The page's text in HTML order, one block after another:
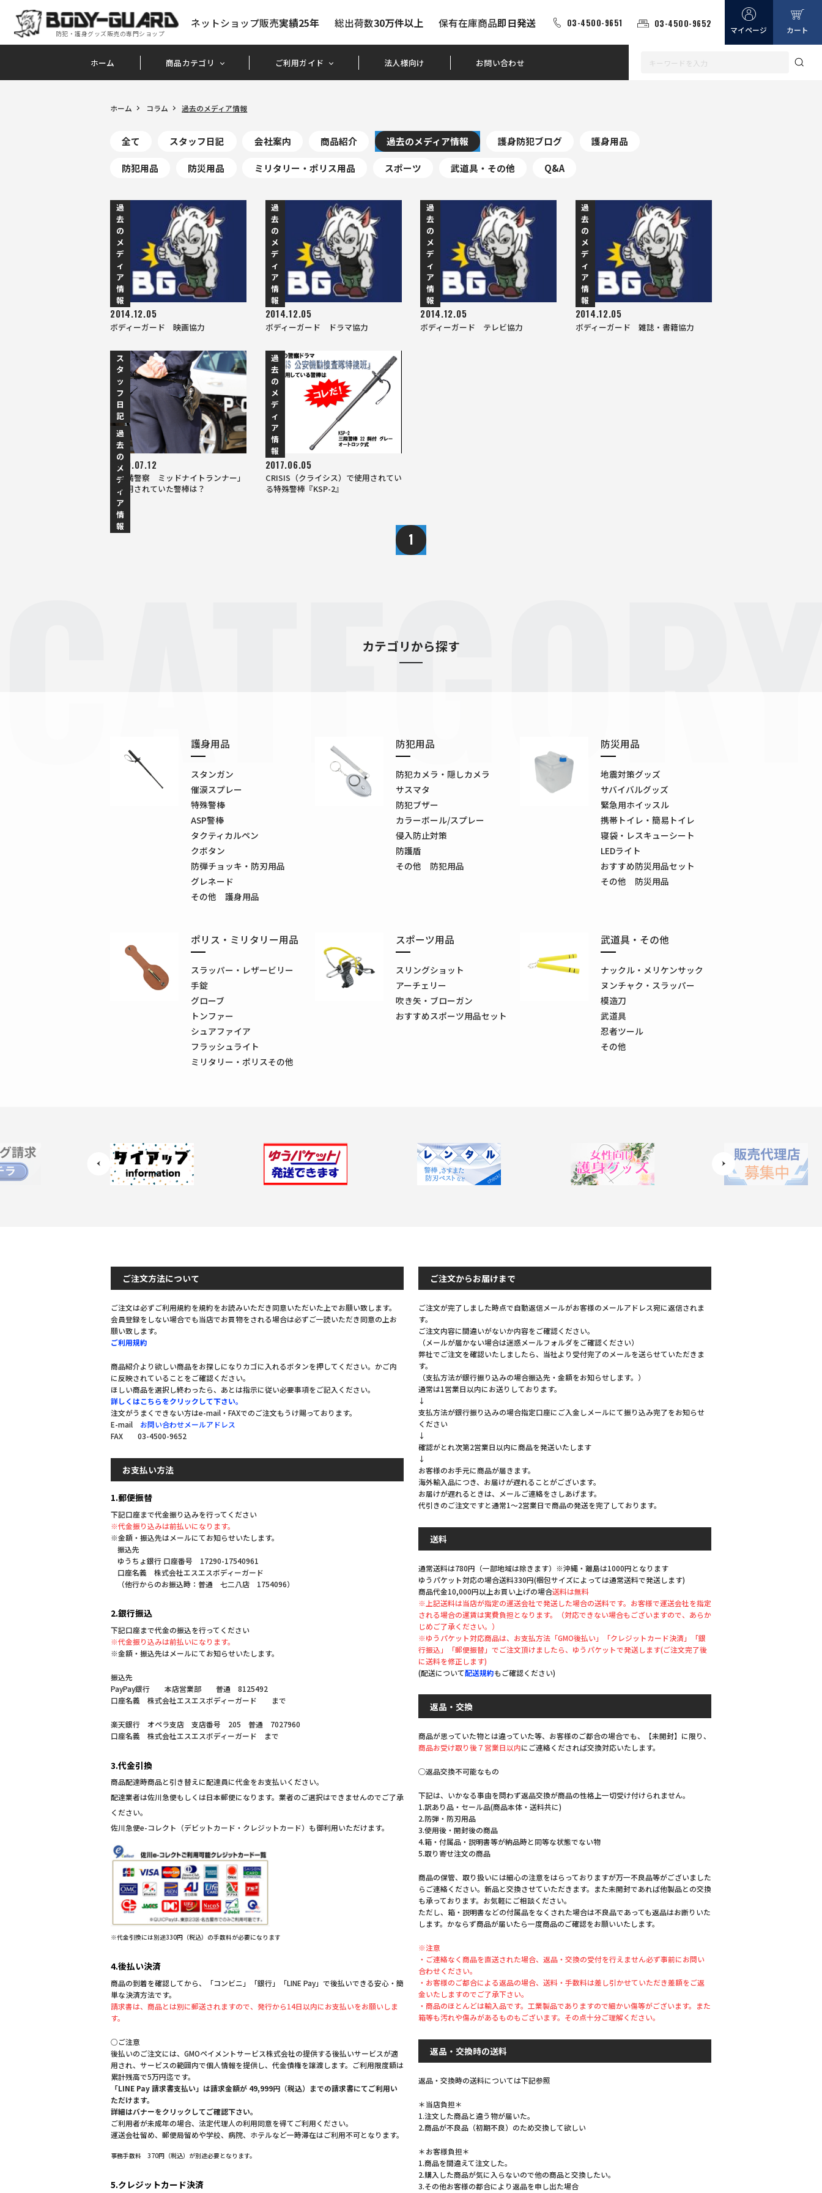
防犯・護身グッズ販売の専門ショップ
ネットショップ販売実績25年 総出荷数30万件以上 保有在庫商品即日発送 03-4500-9651 03-4500-9652
マイページ カート
ホーム 商品カテゴリ ご利用ガイド 法人様向け お問い合わせ
ホーム コラム 過去のメディア情報
全て スタッフ日記 会社案内 商品紹介 過去のメディア情報 護身防犯ブログ 護身用品
防犯用品 防災用品 ミリタリー・ポリス用品 スポーツ 武道具・その他 Q&A
過
去
の
メ
デ
ィ
ア
情
報
2014.12.05
ボディーガード 映画協力
過
去
の
メ
デ
ィ
ア
情
報
2014.12.05
ボディーガード ドラマ協力
過
去
の
メ
デ
ィ
ア
情
報
2014.12.05
ボディーガード テレビ協力
過
去
の
メ
デ
ィ
ア
情
報
2014.12.05
ボディーガード 雑誌・書籍協力
ス
タ
ッ
フ
日
記
過
去
の
メ
デ
ィ
ア
情
報
2020.07.12
「未満警察 ミッドナイトランナー」
に使用されていた警棒は？
過
去
の
メ
デ
ィ
ア
情
報
2017.06.05
CRISIS（クライシス）で使用されてい
る特殊警棒『KSP-2』
1
カテゴリから探す
護身用品
スタンガン
催涙スプレー
特殊警棒
ASP警棒
タクティカルペン
クボタン
防弾チョッキ・防刃用品
グレネード
その他 護身用品
防犯用品
防犯カメラ・隠しカメラ
サスマタ
防犯ブザー
カラーボール/スプレー
侵入防止対策
防護盾
その他 防犯用品
防災用品
地震対策グッズ
サバイバルグッズ
緊急用ホイッスル
携帯トイレ・簡易トイレ
寝袋・レスキューシート
LEDライト
おすすめ防災用品セット
その他 防災用品
ポリス・ミリタリー用品
スラッパー・レザービリー
手錠
グローブ
トンファー
シュアファイア
フラッシュライト
ミリタリー・ポリスその他
スポーツ用品
スリングショット
アーチェリー
吹き矢・ブローガン
おすすめスポーツ用品セット
武道具・その他
ナックル・メリケンサック
ヌンチャク・スラッパー
模造刀
武道具
忍者ツール
その他
Next
ご注文方法について
ご注文は必ずご利用規約を規約をお読みいただき同意いただいた上でお願い致します。
会員登録をしない場合でも当店でお買物をされる場合は必ずご一読いただき同意の上お
願い致します。
ご利用規約
商品紹介より欲しい商品をお探しになりカゴに入れるボタンを押してください。かご内
に反映されていることをご確認ください。
ほしい商品を選択し終わったら、あとは指示に従い必要事項をご記入ください。
詳しくはこちらをクリックして下さい。
注文がうまくできない方はe-mail・FAXでのご注文もうけ賜っております。
E-mail お問い合わせメールアドレス
FAX 03-4500-9652
お支払い方法
1.郵便振替
下記口座まで代金振り込みを行ってください
※代金振り込みは前払いになります。
※金額・振込先はメールにてお知らせいたします。
振込先
ゆうちょ銀行 口座番号 17290-17540961
口座名義 株式会社エスエスボディーガード
（他行からのお振込時：普通 七二八店 1754096）
2.銀行振込
下記口座まで代金の振込を行ってください
※代金振り込みは前払いになります。
※金額・振込先はメールにてお知らせいたします。
振込先
PayPay銀行 本店営業部 普通 8125492
口座名義 株式会社エスエスボディーガード まで
楽天銀行 オペラ支店 支店番号 205 普通 7027960
口座名義 株式会社エスエスボディーガード まで
3.代金引換
商品配達時商品と引き替えに配達員に代金をお支払いください。
配達業者は佐川急便もしくは日本郵便になります。業者のご選択はできませんのでご了承
ください。
佐川急便e-コレクト（デビットカード・クレジットカード）も御利用いただけます。
※代金引換には別途330円（税込）の手数料が必要になります
4.後払い決済
商品の到着を確認してから、「コンビニ」「銀行」「LINE Pay」で後払いできる安心・簡
単な決済方法です。
請求書は、商品とは別に郵送されますので、発行から14日以内にお支払いをお願いしま
す。
○ご注意
後払いのご注文には、GMOペイメントサービス株式会社の提供する後払いサービスが適
用され、サービスの範囲内で個人情報を提供し、代金債権を譲渡します。ご利用限度額は
累計残高で5万円迄です。
「LINE Pay 請求書支払い」は請求金額が 49,999円（税込）までの請求書にてご利用い
ただけます。
詳細はバナーをクリックしてご確認下さい。
ご利用者が未成年の場合、法定代理人の利用同意を得てご利用ください。
運送会社留め、郵便局留めや学校、病院、ホテルなど一時滞在はご利用不可となります。
事務手数料 370円（税込）が別途必要となります。
5.クレジットカード決済
ご注文からお届けまで
ご注文が完了しました時点で自動返信メールがお客様のメールアドレス宛に返信されま
す。
ご注文内容に間違いがないか内容をご確認ください。
（メールが届かない場合は迷惑メールフォルダをご確認ください）
弊社でご注文を確認いたしましたら、当社より受付完了のメールを送らせていただきま
す。
（支払方法が銀行振り込みの場合振込先・金額をお知らせします。）
通常は1営業日以内にお送りしております。
↓
支払方法が銀行振り込みの場合指定口座にご入金しメールにて振り込み完了をお知らせ
ください
↓
確認がとれ次第2営業日以内に商品を発送いたします
↓
お客様のお手元に商品が届きます。
海外輸入品につき、お届けが遅れることがございます。
お届けが遅れるときは、メールご連絡をさしあげます。
代引きのご注文ですと通常1～2営業日で商品の発送を完了しております。
送料
通常送料は780円（一部地域は除きます）※沖縄・離島は1000円となります
ゆうパケット対応の場合送料330円(梱包サイズによっては通常送料で発送します)
商品代金10,000円以上お買い上げの場合送料は無料
※上記送料は当店が指定の運送会社で発送した場合の送料です。お客様で運送会社を指定
される場合の運賃は実費負担となります。（対応できない場合もございますので、あらか
じめご了承ください。）
※ゆうパケット対応商品は、お支払方法「GMO後払い」「クレジットカード決済」「銀
行振込」「郵便振替」でご注文頂けましたら、ゆうパケットで発送します(ご注文完了後
に送料を修正します)
(配送について配送規約もご確認ください)
返品・交換
商品が思っていた物とは違っていた等、お客様のご都合の場合でも、【未開封】に限り、
商品お受け取り後７営業日以内にご連絡くだされば交換対応いたします。
◯返品交換不可能なもの
下記は、いかなる事由を問わず返品交換が商品の性格上一切受け付けられません。
1.訳あり品・セール品(商品本体・送料共に)
2.防弾・防刃用品
3.使用後・開封後の商品
4.箱・付属品・説明書等が納品時と同等な状態でない物
5.取り寄せ注文の商品
商品の保管、取り扱いには細心の注意をはらっておりますが万一不良品等がございました
らご連絡ください。新品と交換させていただきます。また未開封であれば他製品との交換
も承っております。お気軽にご相談ください。
ただし、箱・説明書などの付属品をなくされた場合は不良品であっても返品はお断りいた
します。かならず商品が届いたら一度商品のご確認をお願いいたします。
※注意
・ご連絡なく商品を直送された場合、返品・交換の受付を行えません必ず事前にお問い
合わせください。
・お客様のご都合による返品の場合、送料・手数料は差し引かせていただき差額をご返
金いたしますのでご了承下さい。
・商品のほとんどは輸入品です。工業製品でありますので細かい傷等がございます。また
箱等も汚れや傷みがあるものもございます。その点十分ご理解ください。
返品・交換時の送料
返品・交換時の送料については下記参照
＊当店負担＊
1.注文した商品と違う物が届いた。
2.商品が不良品（初期不良）のため交換して欲しい
＊お客様負担＊
1.商品を間違えて注文した。
2.購入した商品が気に入らないので他の商品と交換したい。
3.その他お客様の都合により返品を申し出た場合